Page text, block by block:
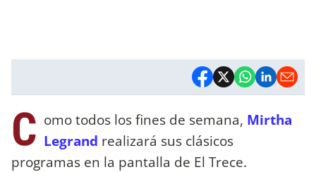
C omo todos los fines de semana, Mirtha
Legrand realizará sus clásicos
programas en la pantalla de El Trece.